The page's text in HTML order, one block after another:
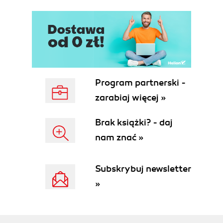
Usuwanie stylów slajdów (57)
Tytuły, tytuły, tytuły (58)
Czyszczenie (60)
Wysokość i tabele (61)
Tworzenie widoku katalogu (62)
Znów opływanie (63)
Ułożenie i wyrównanie (65)
Poprawianie listy (67)
Warianty (71)
Projekt 3. Stylizowanie raportu finansowego (73)
Przygotowania (74)
Style dla ekranu (74)
Program partnerski -
zarabiaj więcej »
Brak książki? - daj
nam znać »
Subskrybuj newsletter
»